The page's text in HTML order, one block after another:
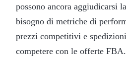
possono ancora aggiudicarsi
bisogno di metriche di
prezzi competitivi e
competere con le offerte